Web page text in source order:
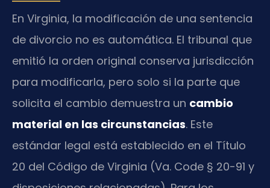
En Virginia, la modificación de una sentencia
de divorcio no es automática. El tribunal que
emitió la orden original conserva jurisdicción
para modificarla, pero solo si la parte que
solicita el cambio demuestra un cambio
material en las circunstancias. Este
estándar legal está establecido en el Título
20 del Código de Virginia (Va. Code § 20-91 y